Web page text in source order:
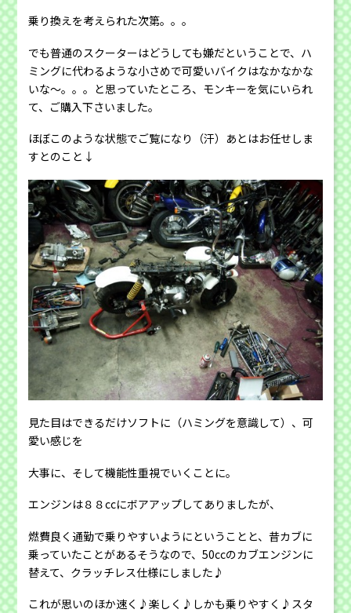
乗り換えを考えられた次第。。。
でも普通のスクーターはどうしても嫌だということで、ハ
ミングに代わるような小さめで可愛いバイクはなかなかな
いな〜。。。と思っていたところ、モンキーを気にいられ
て、ご購入下さいました。
ほぼこのような状態でご覧になり（汗）あとはお任せしま
すとのこと↓
見た目はできるだけソフトに（ハミングを意識して）、可
愛い感じを
大事に、そして機能性重視でいくことに。
エンジンは８８ccにボアアップしてありましたが、
燃費良く通勤で乗りやすいようにということと、昔カブに
乗っていたことがあるそうなので、50ccのカブエンジンに
替えて、クラッチレス仕様にしました♪
これが思いのほか速く♪楽しく♪しかも乗りやすく♪スタ